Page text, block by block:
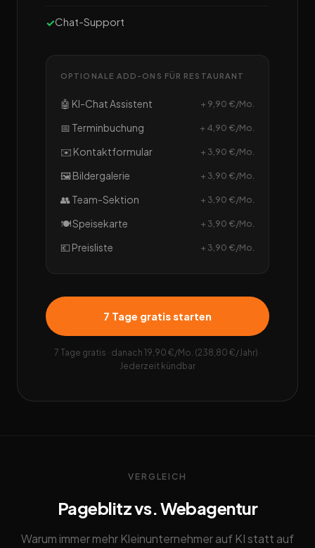
Chat-Support
OPTIONALE ADD-ONS FÜR RESTAURANT
🤖 KI-Chat Assistent + 9,90 €/Mo.
📅 Terminbuchung + 4,90 €/Mo.
✉️ Kontaktformular + 3,90 €/Mo.
🖼️ Bildergalerie + 3,90 €/Mo.
👥 Team-Sektion + 3,90 €/Mo.
🍽️ Speisekarte + 3,90 €/Mo.
💶 Preisliste + 3,90 €/Mo.
7 Tage gratis starten
7 Tage gratis · danach 19,90 €/Mo. (238,80 €/Jahr) ·
Jederzeit kündbar
VERGLEICH
Pageblitz vs. Webagentur
Warum immer mehr Kleinunternehmer auf KI statt auf